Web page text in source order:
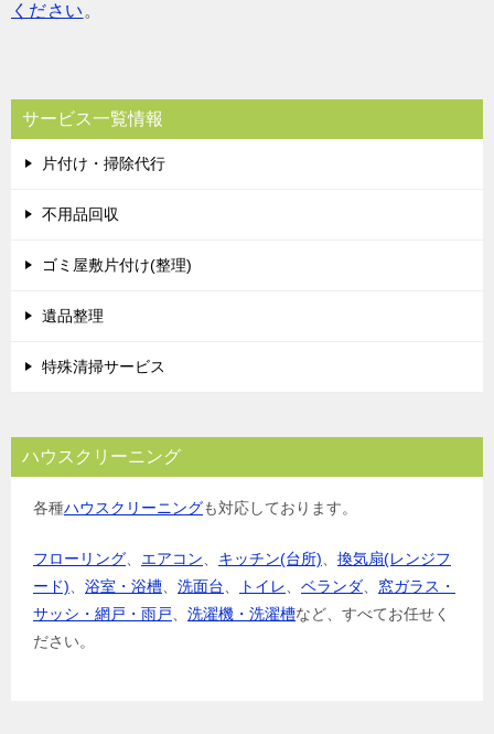
ください 。
サービス一覧情報
片付け・掃除代行
不用品回収
ゴミ屋敷片付け(整理)
遺品整理
特殊清掃サービス
ハウスクリーニング
各種ハウスクリーニングも対応しております。
フローリング エアコン キッチン(台所)
換気扇(レンジフ
ード)
浴室・浴槽 洗面台 トイレ ベランダ
窓ガラス・
サッシ・網戸・雨戸
洗濯機・洗濯槽など、すべてお任せく
ださい。